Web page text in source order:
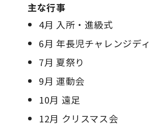
主な行事
4月 入所・進級式
6月 年長児チャレンジディ
7月 夏祭り
9月 運動会
10月 遠足
12月 クリスマス会